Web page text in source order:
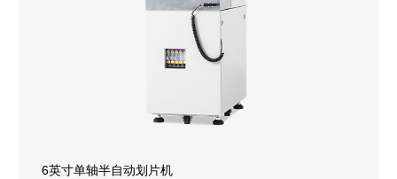
6英寸单轴半自动划片机